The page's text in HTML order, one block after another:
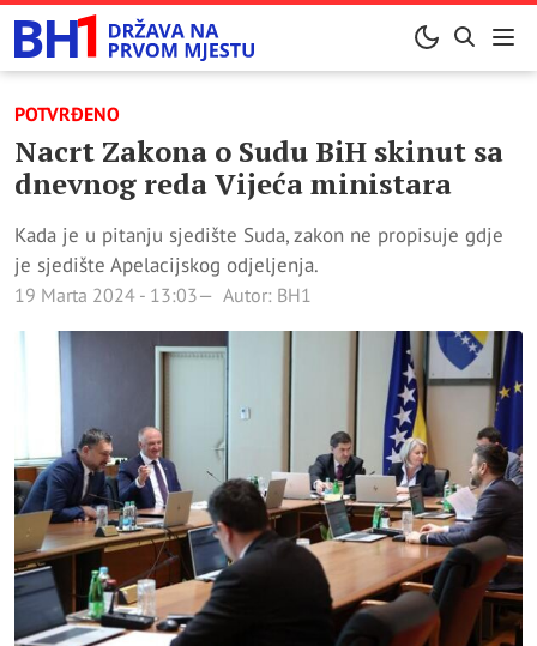
POTVRĐENO
Nacrt Zakona o Sudu BiH skinut sa
dnevnog reda Vijeća ministara
Kada je u pitanju sjedište Suda, zakon ne propisuje gdje
je sjedište Apelacijskog odjeljenja.
19 Marta 2024 - 13:03 Autor: BH1